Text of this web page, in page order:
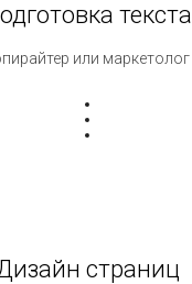
текста
или маркетолог
страниц